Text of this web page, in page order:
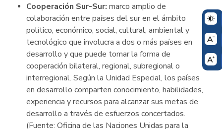
Cooperación Sur-Sur: marco amplio de
colaboración entre países del sur en el ámbito
político, económico, social, cultural, ambiental y
tecnológico que involucra a dos o más países en
desarrollo y que puede tomar la forma de
cooperación bilateral, regional, subregional o
interregional. Según la Unidad Especial, los países
en desarrollo comparten conocimiento, habilidades,
experiencia y recursos para alcanzar sus metas de
desarrollo a través de esfuerzos concertados.
(Fuente: Oficina de las Naciones Unidas para la